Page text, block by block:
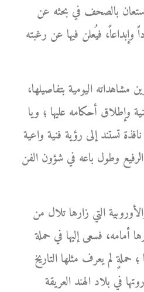
استعان بالصحف في بحثه عن
وإبداعاً، فيُعلن فيها عن رغبته
مشاهداته اليومية بتفاصيلها،
وإطلاق أحكامه عليها ؛ ويا
تستند إلى رؤية فنية واعية
الرفيع وطول باعه في شؤون الفن
التي زارها تلال من
أمامه، فسعى إليها في حملة
حملةٍ لم يعرف مثلها التاريخ
في بلاد الهند العريقة